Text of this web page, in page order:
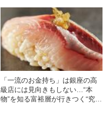
「一流のお金持ち」は銀座の高
級店には見向きもしない…“本
物”を知る富裕層が行きつく“究極